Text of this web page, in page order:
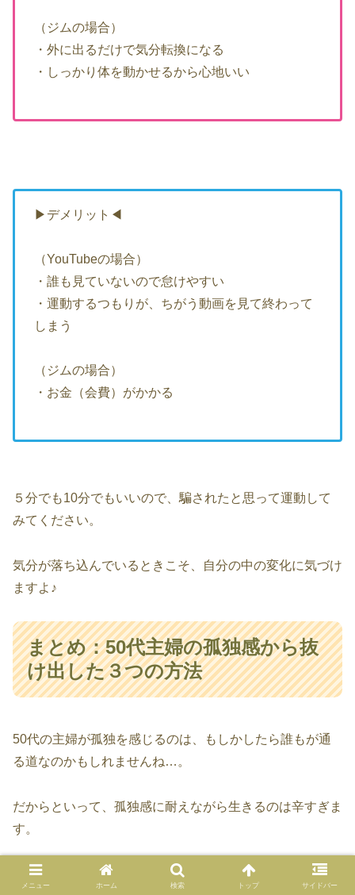
（ジムの場合）
・外に出るだけで気分転換になる
・しっかり体を動かせるから心地いい
▶デメリット◀
（YouTubeの場合）
・誰も見ていないので怠けやすい
・運動するつもりが、ちがう動画を見て終わって
しまう
（ジムの場合）
・お金（会費）がかかる
５分でも10分でもいいので、騙されたと思って運動して
みてください。
気分が落ち込んでいるときこそ、自分の中の変化に気づけ
ますよ♪
まとめ：50代主婦の孤独感から抜
け出した３つの方法
50代の主婦が孤独を感じるのは、もしかしたら誰もが通
る道なのかもしれませんね…。
だからといって、孤独感に耐えながら生きるのは辛すぎま
す。
メニュー ホーム 検索 トップ サイドバー